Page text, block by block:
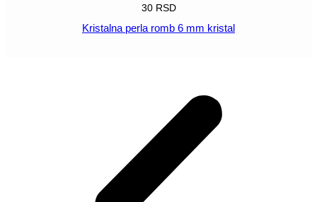
30 RSD
Kristalna perla romb 6 mm kristal